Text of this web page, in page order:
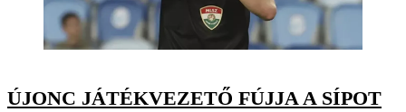
ÚJONC JÁTÉKVEZETŐ FÚJJA A SÍPOT